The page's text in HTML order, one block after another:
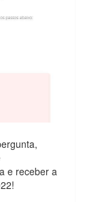
e receber a